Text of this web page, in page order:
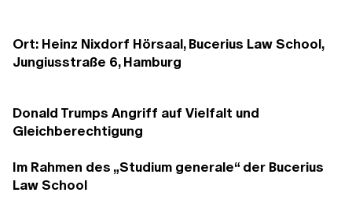
Ort: Heinz Nixdorf Hörsaal, Bucerius Law School,
Jungiusstraße 6, Hamburg
Donald Trumps Angriff auf Vielfalt und
Gleichberechtigung
Im Rahmen des „Studium generale“ der Bucerius
Law School